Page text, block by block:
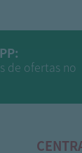
de ofertas no